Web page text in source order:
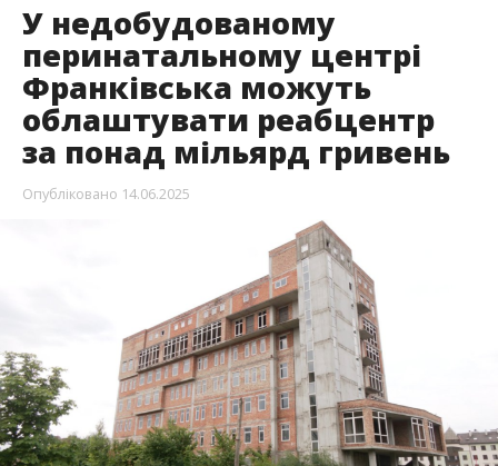
У недобудованому
перинатальному центрі
Франківська можуть
облаштувати реабцентр
за понад мільярд гривень
Опубліковано 14.06.2025